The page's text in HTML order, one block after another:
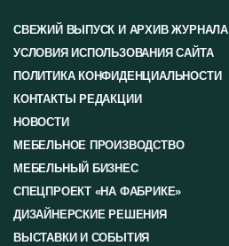
СВЕЖИЙ ВЫПУСК И АРХИВ ЖУРНАЛА
УСЛОВИЯ ИСПОЛЬЗОВАНИЯ САЙТА
ПОЛИТИКА КОНФИДЕНЦИАЛЬНОСТИ
КОНТАКТЫ РЕДАКЦИИ
НОВОСТИ
МЕБЕЛЬНОЕ ПРОИЗВОДСТВО
МЕБЕЛЬНЫЙ БИЗНЕС
СПЕЦПРОЕКТ «НА ФАБРИКЕ»
ДИЗАЙНЕРСКИЕ РЕШЕНИЯ
ВЫСТАВКИ И СОБЫТИЯ